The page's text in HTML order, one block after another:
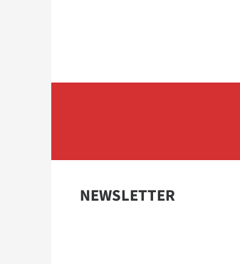
NEWSLETTER